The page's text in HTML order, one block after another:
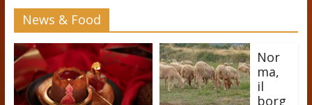
News & Food
Nor
ma,
il
borg